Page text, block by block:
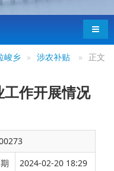
导航
峻乡 » 涉农补贴 » 正文
作开展情况
2024-02-20 18:29